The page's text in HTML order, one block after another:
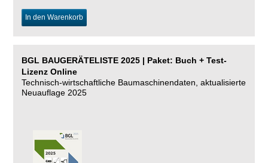
In den Warenkorb
BGL BAUGERÄTELISTE 2025 | Paket: Buch + Test-
Lizenz Online
Technisch-wirtschaftliche Baumaschinendaten, aktualisierte
Neuauflage 2025